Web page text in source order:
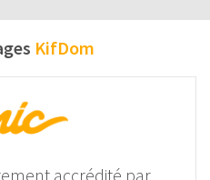
KifDom
accrédité par